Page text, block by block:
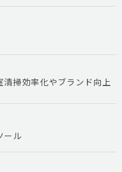
清掃効率化やブランド向上
ール